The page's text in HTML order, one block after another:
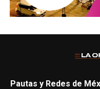
Pautas y Redes de